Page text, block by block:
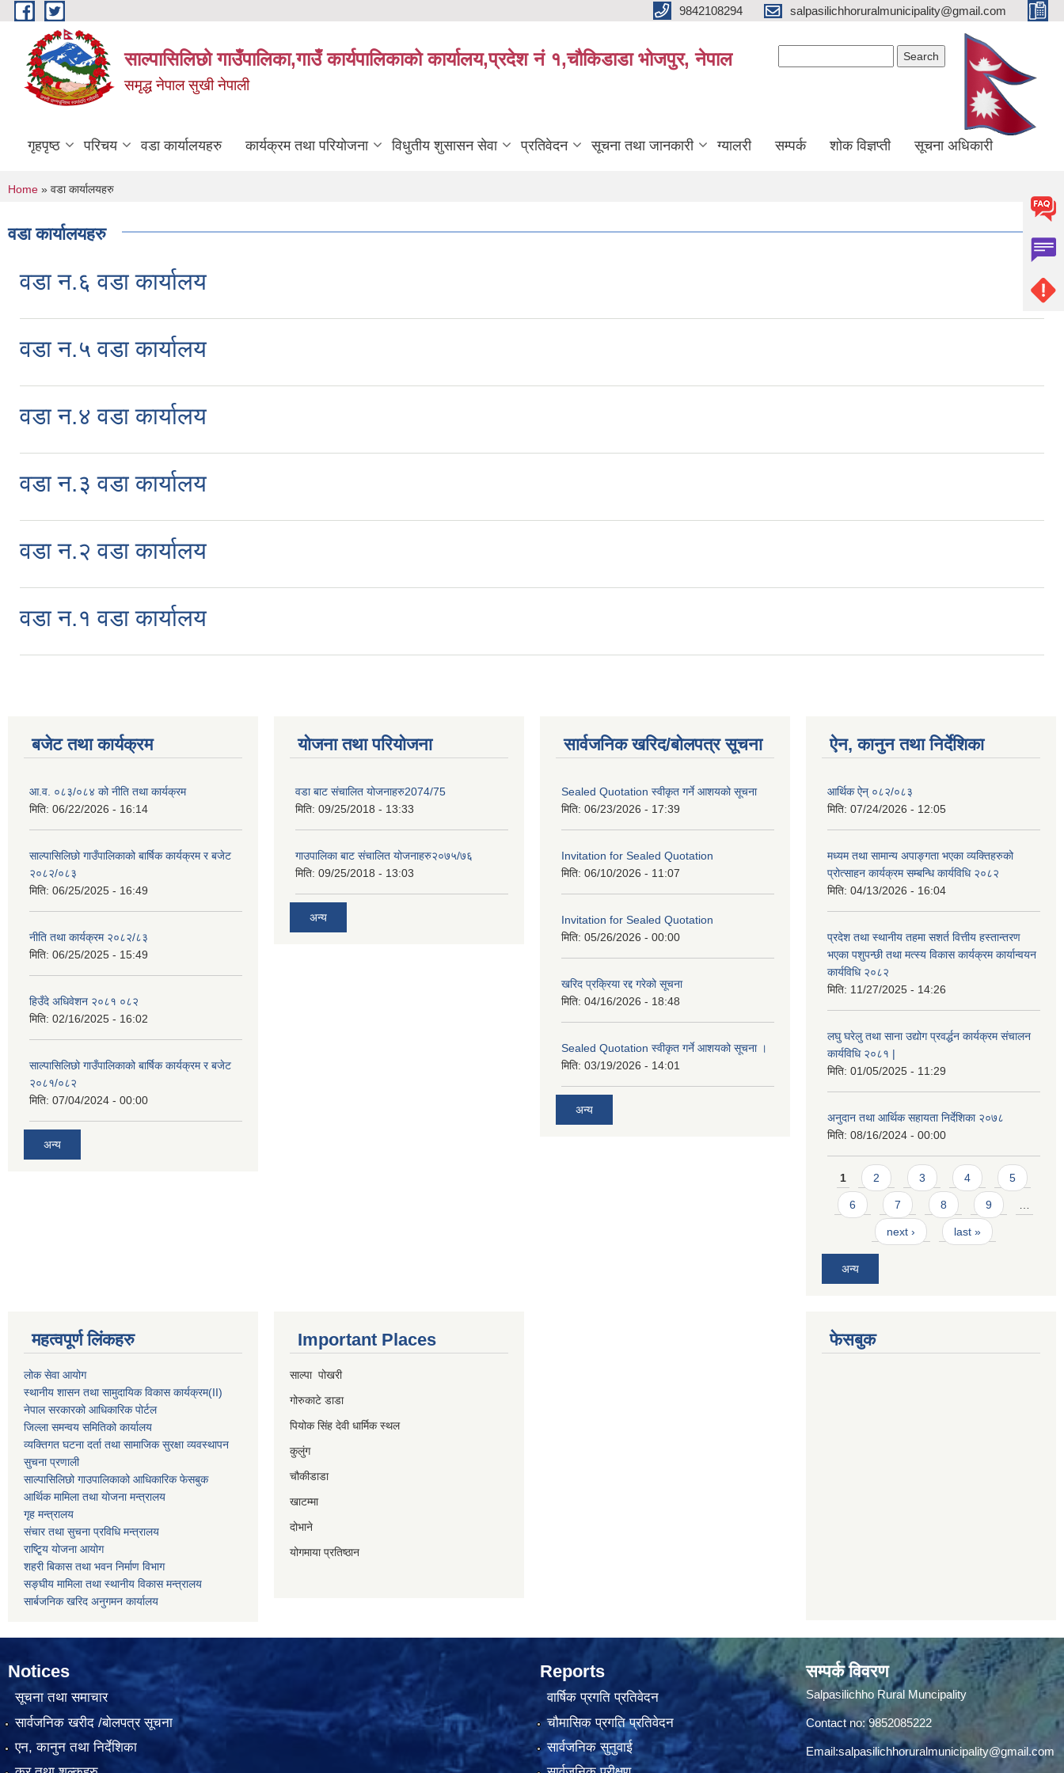
Skip to main content 9842108294 salpasilichhoruralmunicipality@gmail.com
साल्पासिलिछो गाउँपालिका,गाउँ कार्यपालिकाको कार्यालय,प्रदेश नं १,चौकिडाडा भोजपुर, नेपाल
समृद्ध नेपाल सुखी नेपाली
गृहपृष्ठ परिचय वडा कार्यालयहरु कार्यक्रम तथा परियोजना विधुतीय शुसासन सेवा प्रतिवेदन सूचना तथा जानकारी ग्यालरी सम्पर्क शोक विज्ञप्ती सूचना अधिकारी
You are here
Home » वडा कार्यालयहरु
वडा कार्यालयहरु
वडा न.६ वडा कार्यालय
वडा न.५ वडा कार्यालय
वडा न.४ वडा कार्यालय
वडा न.३ वडा कार्यालय
वडा न.२ वडा कार्यालय
वडा न.१ वडा कार्यालय
बजेट तथा कार्यक्रम
आ.व. ०८३/०८४ को नीति तथा कार्यक्रम
मिति: 06/22/2026 - 16:14
साल्पासिलिछो गाउँपालिकाको बार्षिक कार्यक्रम र बजेट
२०८२/०८३
मिति: 06/25/2025 - 16:49
नीति तथा कार्यक्रम २०८२/८३
मिति: 06/25/2025 - 15:49
हिउँदे अधिवेशन २०८१ ०८२
मिति: 02/16/2025 - 16:02
साल्पासिलिछो गाउँपालिकाको बार्षिक कार्यक्रम र बजेट
२०८१/०८२
मिति: 07/04/2024 - 00:00
अन्य
योजना तथा परियोजना
वडा बाट संचालित योजनाहरु2074/75
मिति: 09/25/2018 - 13:33
गाउपालिका बाट संचालित योजनाहरु२०७५/७६
मिति: 09/25/2018 - 13:03
अन्य
सार्वजनिक खरिद/बोलपत्र सूचना
Sealed Quotation स्वीकृत गर्ने आशयको सूचना
मिति: 06/23/2026 - 17:39
Invitation for Sealed Quotation
मिति: 06/10/2026 - 11:07
Invitation for Sealed Quotation
मिति: 05/26/2026 - 00:00
खरिद प्रक्रिया रद्द गरेको सूचना
मिति: 04/16/2026 - 18:48
Sealed Quotation स्वीकृत गर्ने आशयको सूचना ।
मिति: 03/19/2026 - 14:01
अन्य
ऐन, कानुन तथा निर्देशिका
आर्थिक ऐन् ०८२/०८३
मिति: 07/24/2026 - 12:05
मध्यम तथा सामान्य अपाङ्गता भएका व्यक्तिहरुको
प्रोत्साहन कार्यक्रम सम्बन्धि कार्यविधि २०८२
मिति: 04/13/2026 - 16:04
प्रदेश तथा स्थानीय तहमा सशर्त वित्तीय हस्तान्तरण
भएका पशुपन्छी तथा मत्स्य विकास कार्यक्रम कार्यान्वयन
कार्यविधि २०८२
मिति: 11/27/2025 - 14:26
लघु घरेलु तथा साना उद्योग प्रवर्द्धन कार्यक्रम संचालन
कार्यविधि २०८१ |
मिति: 01/05/2025 - 11:29
अनुदान तथा आर्थिक सहायता निर्देशिका २०७८
मिति: 08/16/2024 - 00:00
Pages
1 2 3 4 5
6 7 8 9 …
next › last »
अन्य
महत्वपूर्ण लिंकहरु
लोक सेवा आयोग
स्थानीय शासन तथा सामुदायिक विकास कार्यक्रम(II)
नेपाल सरकारको आधिकारिक पोर्टल
जिल्ला समन्वय समितिको कार्यालय
व्यक्तिगत घटना दर्ता तथा सामाजिक सुरक्षा व्यवस्थापन
सुचना प्रणाली
साल्पासिलिछो गाउपालिकाको आधिकारिक फेसबुक
आर्थिक मामिला तथा योजना मन्त्रालय
गृह मन्त्रालय
संचार तथा सुचना प्रविधि मन्त्रालय
राष्टि्ृय योजना आयोग
शहरी बिकास तथा भवन निर्माण विभाग
सङ्घीय मामिला तथा स्थानीय विकास मन्त्रालय
सार्बजनिक खरिद अनुगमन कार्यालय
Important Places
साल्पा पोखरी
गोरुकाटे डाडा
पियोक सिंह देवी धार्मिक स्थल
कुलुंग
चौकीडाडा
खाटम्मा
दोभाने
योगमाया प्रतिष्ठान
फेसबुक
Notices
सूचना तथा समाचार
सार्वजनिक खरीद /बोलपत्र सूचना
एन, कानुन तथा निर्देशिका
Reports
वार्षिक प्रगति प्रतिवेदन
चौमासिक प्रगति प्रतिवेदन
सार्वजनिक सुनुवाई
सम्पर्क विवरण
Salpasilichho Rural Muncipality
Contact no: 9852085222
Email:salpasilichhoruralmunicipality@gmail.com